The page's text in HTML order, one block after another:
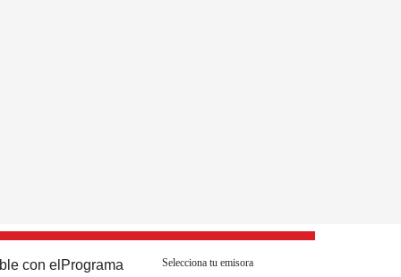
con el Programa Selecciona tu emisora